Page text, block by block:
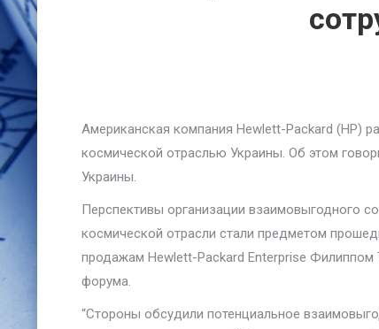
Американская компания Hewlett-Packard (HP)
космической отраслью Украины. Об этом
Украины.
Перспективы организации взаимовыгодного
космической отрасли стали предметом
продажам Hewlett-Packard Enterprise
форума.
“Стороны обсудили потенциальное